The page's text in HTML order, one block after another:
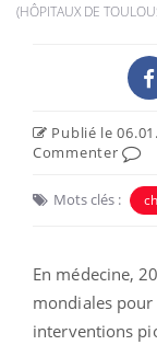
(HÔPITAUX DE
Publié le
Commenter
Mots clés :
En médecine,
mondiales pour
interventions